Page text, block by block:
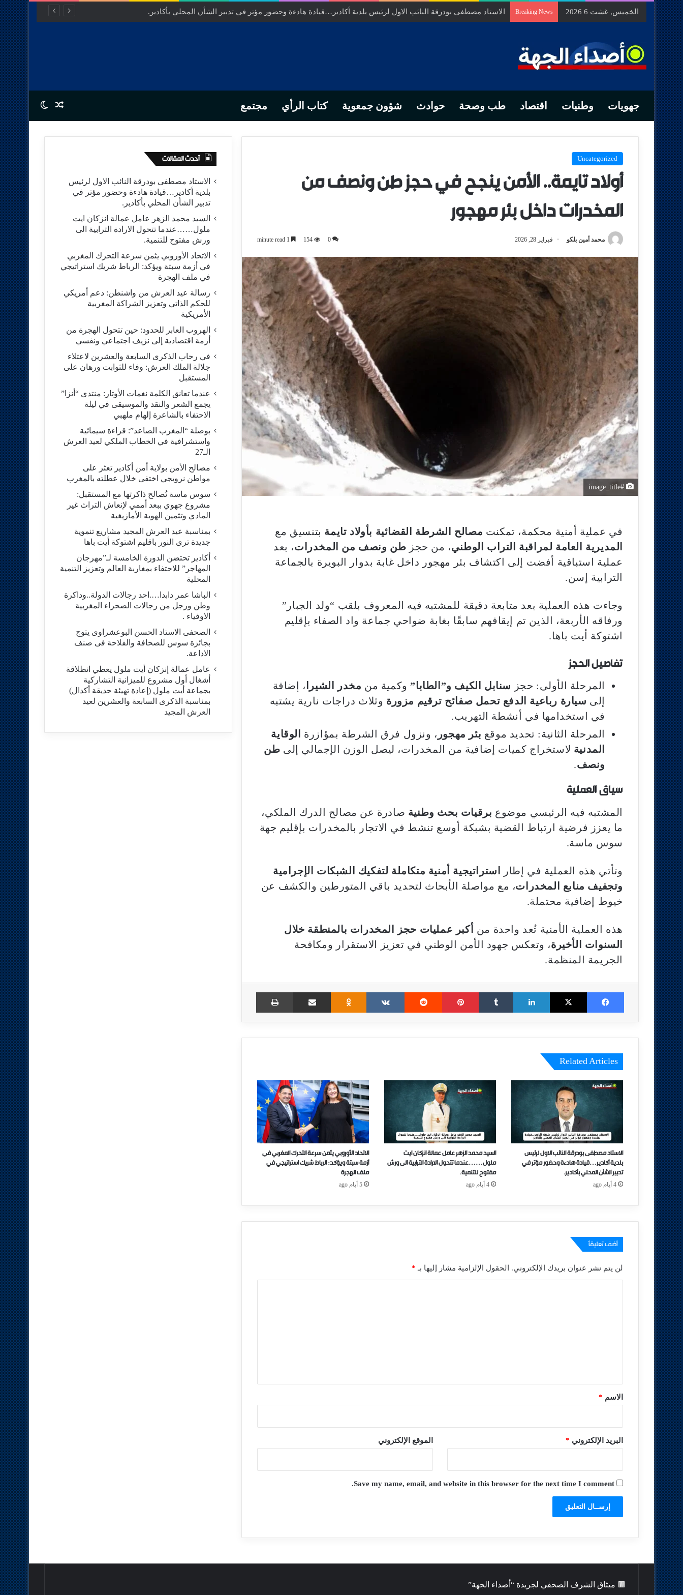
الخميس, غشت 6 2026 Breaking News الاستاد مصطفى بودرقة النائب الاول لرئيس بلدية أكادير…قيادة هادءة وحضور مؤتر في تدبير الشأن المحلي بأكادير.
جهويات وطنيات اقتصاد طب وصحة حوادث شؤون جمعوية كتاب الرأي مجتمع Random Article
Switch skin
Uncategorized
أولاد تايمة.. الأمن ينجح في حجز طن ونصف من
المخدرات داخل بئر مهجور
محمد أمين بلكو فبراير 28, 2026 0
154
#image_title
في عملية أمنية محكمة، تمكنت مصالح الشرطة القضائية بأولاد تايمة بتنسيق مع
المديرية العامة لمراقبة التراب الوطني، من حجز طن ونصف من المخدرات، بعد
عملية استباقية أفضت إلى اكتشاف بئر مهجور داخل غابة بدوار البويرة بالجماعة
الترابية إسن.
وجاءت هذه العملية بعد متابعة دقيقة للمشتبه فيه المعروف بلقب “ولد الجبار”
ورفاقه الأربعة، الذين تم إيقافهم سابقًا بغابة ضواحي جماعة واد الصفاء بإقليم
اشتوكة أيت باها.
تفاصيل الحجز
المرحلة الأولى: حجز سنابل الكيف و”الطابا”وكمية من مخدر الشيرا ، إضافة
إلى سيارة رباعية الدفع تحمل صفائح ترقيم مزورة وثلاث دراجات نارية يشتبه
في استخدامها في أنشطة التهريب.
المرحلة الثانية: تحديد موقع بئر مهجور ، ونزول فرق الشرطة بمؤازرة
الوقاية
المدنية لاستخراج كميات إضافية من المخدرات، ليصل الوزن الإجمالي إلى طن
ونصف.
سياق العملية
المشتبه فيه الرئيسي موضوع برقيات بحث وطنية صادرة عن مصالح الدرك الملكي،
ما يعزز فرضية ارتباط القضية بشبكة أوسع تنشط في الاتجار بالمخدرات بإقليم جهة
سوس ماسة.
وتأتي هذه العملية في إطار
استراتيجية أمنية متكاملة لتفكيك الشبكات الإجرامية
وتجفيف منابع المخدرات، مع مواصلة الأبحاث لتحديد باقي المتورطين والكشف عن
خيوط إضافية محتملة.
هذه العملية الأمنية تُعد واحدة من أكبر عمليات حجز المخدرات بالمنطقة خلال
السنوات الأخيرة، وتعكس جهود الأمن الوطني في تعزيز الاستقرار ومكافحة
الجريمة المنظمة.
Facebook
X
LinkedIn
Tumblr
Pinterest
Reddit
VKontakte
Odnoklassniki
Share via Email
Print
Related Articles
الاستاد مصطفى بودرقة النائب الاول لرئيس
بلدية أكادير…قيادة هادءة وحضور مؤتر في
تدبير الشأن المحلي بأكادير.
4 أيام ago
السيد محمد الزهر عامل عمالة انزكان ايت
ملول……عندما تتحول الارادة الترابية الى ورش
مفتوح للتنمية.
4 أيام ago
الاتحاد الأوروبي يثمن سرعة التحرك المغربي في
أزمة سبتة ويؤكد: الرباط شريك استراتيجي في
ملف الهجرة
5 أيام ago
أضف تعليقاً
لن يتم نشر عنوان بريدك الإلكتروني. الحقول الإلزامية مشار إليها بـ *
*الاسم *
البريد الإلكتروني * الموقع الإلكتروني
Save my name, email, and website in this browser for the next time I comment.
أحدث المقالات
الاستاد مصطفى بودرقة النائب الاول لرئيس
بلدية أكادير…قيادة هادءة وحضور مؤتر في
تدبير الشأن المحلي بأكادير.
السيد محمد الزهر عامل عمالة انزكان ايت
ملول……عندما تتحول الارادة الترابية الى
ورش مفتوح للتنمية.
الاتحاد الأوروبي يثمن سرعة التحرك المغربي
في أزمة سبتة ويؤكد: الرباط شريك استراتيجي
في ملف الهجرة
رسالة عيد العرش من واشنطن: دعم أمريكي
للحكم الذاتي وتعزيز الشراكة المغربية
الأمريكية
​الهروب العابر للحدود: حين تتحول الهجرة من
أزمة اقتصادية إلى نزيف اجتماعي ونفسي
في رحاب الذكرى السابعة والعشرين لاعتلاء
جلالة الملك العرش: وفاء للثوابت ورهان على
المستقبل
​عندما تعانق الكلمة نغمات الأوتار: منتدى “أنزا”
يجمع الشعر والنقد والموسيقى في ليلة
الاحتفاء بالشاعرة إلهام ملهبي
بوصلة “المغرب الصاعد”: قراءة سيمائية
واستشرافية في الخطاب الملكي لعيد العرش
الـ27
مصالح الأمن بولاية أمن أكادير تعثر على
مواطن نرويجي اختفى خلال عطلته بالمغرب
سوس ماسة تُصالح ذاكرتها مع المستقبل:
مشروع جهوي ببعد أممي لإنعاش التراث غير
المادي وتثمين الهوية الأمازيغية
بمناسبة عيد العرش المجيد مشاريع تنموية
جديدة ترى النور باقليم اشتوكة أيت باها
أكادير تحتضن الدورة الخامسة لـ”مهرجان
المهاجر” للاحتفاء بمغاربة العالم وتعزيز التنمية
المحلية
الباشا عمر دابدا….احد رجالات الدولة..وداكرة
وطن ورجل من رجالات الصحراء المغربية
الاوفياء .
الصحفى الاستاد الحسن البوعشراوى يتوج
بجائزة سوس للصحافة والفلاحة فى صنف
الاداعة.
عامل عمالة إنزكان أيت ملول يعطي انطلاقة
أشغال أول مشروع للميزانية التشاركية
بجماعة أيت ملول (إعادة تهيئة حديقة أكدال)
بمناسبة الذكرى السابعة والعشرين لعيد
العرش المجيد
🟫 ميثاق الشرف الصحفي لجريدة “أصداء الجهة”